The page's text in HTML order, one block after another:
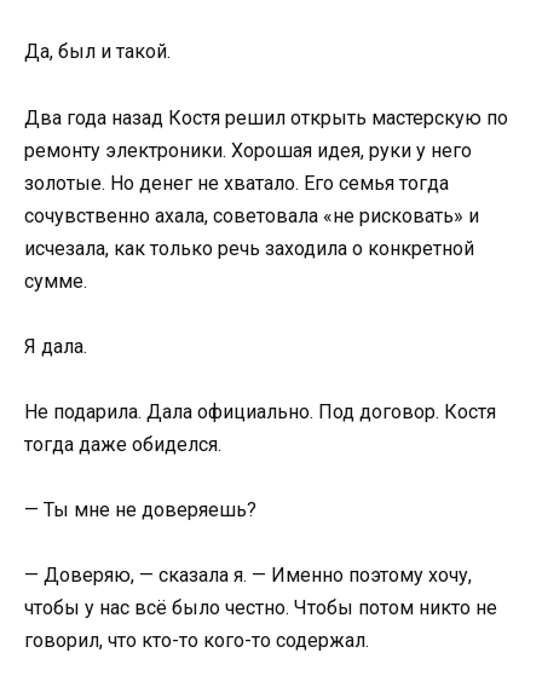
Да, был и такой.
Два года назад Костя решил открыть мастерскую по
ремонту электроники. Хорошая идея, руки у него
золотые. Но денег не хватало. Его семья тогда
сочувственно ахала, советовала «не рисковать» и
исчезала, как только речь заходила о конкретной
сумме.
Я дала.
Не подарила. Дала официально. Под договор. Костя
тогда даже обиделся.
— Ты мне не доверяешь?
— Доверяю, — сказала я. — Именно поэтому хочу,
чтобы у нас всё было честно. Чтобы потом никто не
говорил, что кто-то кого-то содержал.